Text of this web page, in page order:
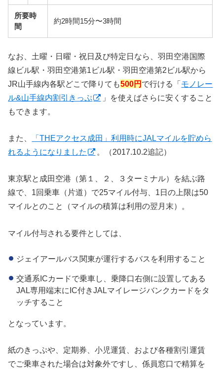
所要時
間
約2時間15分〜3時間
なお、土曜・日曜・祝日及び特定日なら、羽田空港国際
線ビル駅・羽田空港第1ビル駅・羽田空港第2ビル駅から
JR山手線内各駅どこで降りても500円 で行ける「モノレー
ル&山手線内割引きっぷ
」を使えばさらに安くすること
もできます。
また、
「THEアクセス成田」利用時にJALマイルを貯めら
れるようになりました
。（2017.10.2追記）
東京駅と成田空港（第１、２、３ターミナル）を結ぶ路
線で、1回乗車（片道）で25マイル付与、1日の上限は50
マイルとのこと（マイルの積算は利用の翌月末）。
マイル付与される要件としては、
ジェイアールバス関東が運行するバスを利用すること
交通系ICカードで乗車し、乗降口右側に設置してある
JAL専用端末にIC付きJALマイレージバンクカードをタ
ッチすること
となっています。
紙のきっぷや、定期券、小児運賃、および各種割引運賃
でご乗車された場合は対象外ですし、係員窓口で精算を